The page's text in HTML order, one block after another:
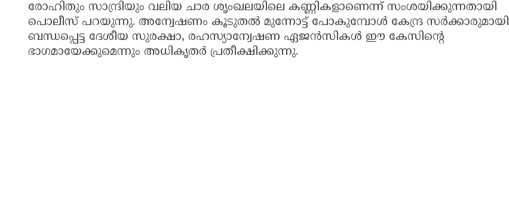
രോഹിതും സാന്ദ്രിയും വലിയ ചാര ശൃംഖലയിലെ കണ്ണികളാണെന്ന് സംശയിക്കുന്നതായി
പൊലീസ് പറയുന്നു. അന്വേഷണം കൂടുതൽ മുന്നോട്ട് പോകുമ്പോൾ കേന്ദ്ര സർക്കാരുമായി
ബന്ധപ്പെട്ട ദേശീയ സുരക്ഷാ, രഹസ്യാന്വേഷണ ഏജൻസികൾ ഈ കേസിന്റെ
ഭാഗമായേക്കുമെന്നും അധികൃതർ പ്രതീക്ഷിക്കുന്നു.